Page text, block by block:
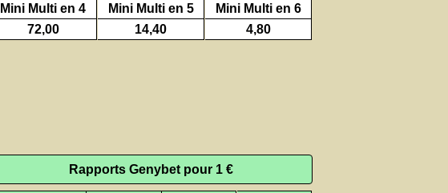
Mini Multi en 4
Mini Multi en 5
Mini Multi en 6
72,00
14,40 4,80
Rapports Genybet pour 1 €